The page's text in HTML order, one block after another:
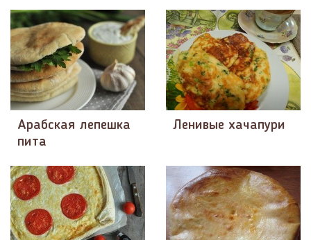
Арабская лепешка
пита
Ленивые хачапури